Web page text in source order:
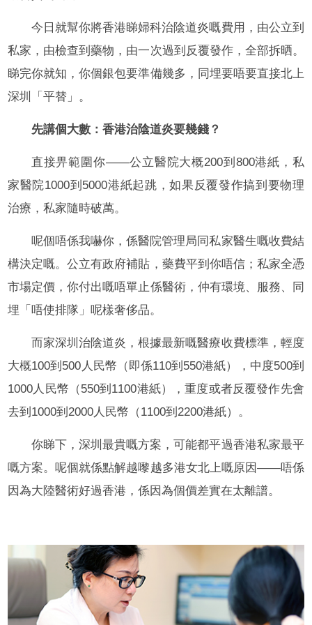
今日就幫你將香港睇婦科治陰道炎嘅費用，由公立到
私家，由檢查到藥物，由一次過到反覆發作，全部拆晒。
睇完你就知，你個銀包要準備幾多，同埋要唔要直接北上
深圳「平替」。
先講個大數：香港治陰道炎要幾錢？
直接畀範圍你——公立醫院大概200到800港紙，私
家醫院1000到5000港紙起跳，如果反覆發作搞到要物理
治療，私家隨時破萬。
呢個唔係我嚇你，係醫院管理局同私家醫生嘅收費結
構決定嘅。公立有政府補貼，藥費平到你唔信；私家全憑
市場定價，你付出嘅唔單止係醫術，仲有環境、服務、同
埋「唔使排隊」呢樣奢侈品。
而家深圳治陰道炎，根據最新嘅醫療收費標準，輕度
大概100到500人民幣（即係110到550港紙），中度500到
1000人民幣（550到1100港紙），重度或者反覆發作先會
去到1000到2000人民幣（1100到2200港紙）。
你睇下，深圳最貴嘅方案，可能都平過香港私家最平
嘅方案。呢個就係點解越嚟越多港女北上嘅原因——唔係
因為大陸醫術好過香港，係因為個價差實在太離譜。